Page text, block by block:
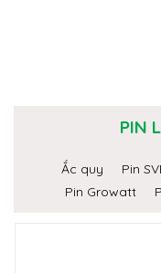
PIN
Ắc quy Pin
Pin Growatt